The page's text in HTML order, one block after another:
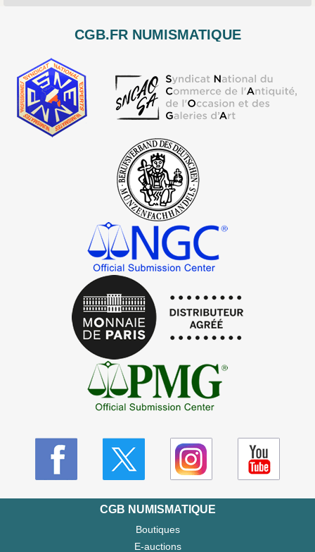
CGB.FR NUMISMATIQUE
CGB NUMISMATIQUE
Boutiques
E-auctions